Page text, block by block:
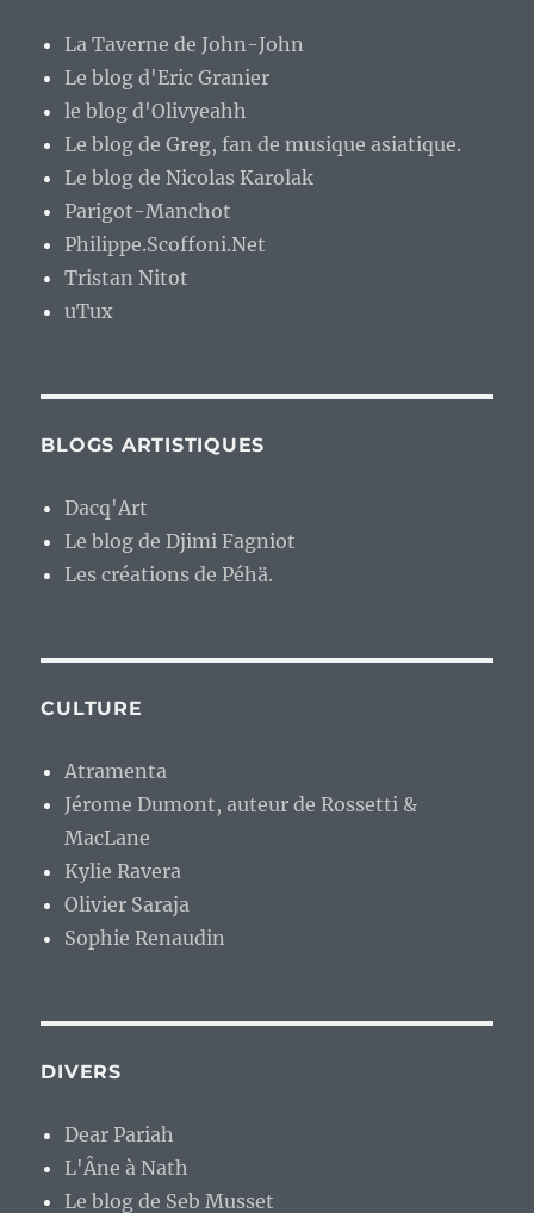
La Taverne de John-John
Le blog d'Eric Granier
le blog d'Olivyeahh
Le blog de Greg, fan de musique asiatique.
Le blog de Nicolas Karolak
Parigot-Manchot
Philippe.Scoffoni.Net
Tristan Nitot
uTux
BLOGS ARTISTIQUES
Dacq'Art
Le blog de Djimi Fagniot
Les créations de Péhä.
CULTURE
Atramenta
Jérome Dumont, auteur de Rossetti &
MacLane
Kylie Ravera
Olivier Saraja
Sophie Renaudin
DIVERS
Dear Pariah
L'Âne à Nath
Le blog de Seb Musset